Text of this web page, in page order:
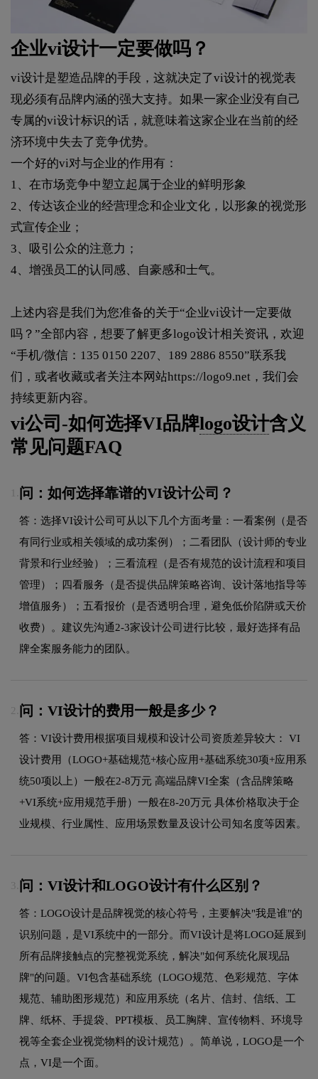
企业vi设计一定要做吗？
vi设计是塑造品牌的手段，这就决定了vi设计的视觉表
现必须有品牌内涵的强大支持。如果一家企业没有自己
专属的vi设计标识的话，就意味着这家企业在当前的经
济环境中失去了竞争优势。
一个好的vi对与企业的作用有：
1、在市场竞争中塑立起属于企业的鲜明形象
2、传达该企业的经营理念和企业文化，以形象的视觉形
式宣传企业；
3、吸引公众的注意力；
4、增强员工的认同感、自豪感和士气。
上述内容是我们为您准备的关于“企业vi设计一定要做
吗？”全部内容，想要了解更多logo设计相关资讯，欢迎
“手机/微信：135 0150 2207、189 2886 8550”联系我
们，或者收藏或者关注本网站https://logo9.net ，我们会
持续更新内容。
vi公司-如何选择VI品牌logo设计含义
常见问题FAQ
问：如何选择靠谱的VI设计公司？
答：选择VI设计公司可从以下几个方面考量：一看案例（是否
有同行业或相关领域的成功案例）；二看团队（设计师的专业
背景和行业经验）；三看流程（是否有规范的设计流程和项目
管理）；四看服务（是否提供品牌策略咨询、设计落地指导等
增值服务）；五看报价（是否透明合理，避免低价陷阱或天价
收费）。建议先沟通2-3家设计公司进行比较，最好选择有品
牌全案服务能力的团队。
2. 问：VI设计的费用一般是多少？
答：VI设计费用根据项目规模和设计公司资质差异较大： VI
设计费用（LOGO+基础规范+核心应用+基础系统30项+应用系
统50项以上）一般在2-8万元 高端品牌VI全案（含品牌策略
+VI系统+应用规范手册）一般在8-20万元 具体价格取决于企
业规模、行业属性、应用场景数量及设计公司知名度等因素。
3. 问：VI设计和LOGO设计有什么区别？
答：LOGO设计是品牌视觉的核心符号，主要解决"我是谁"的
识别问题，是VI系统中的一部分。而VI设计是将LOGO延展到
所有品牌接触点的完整视觉系统，解决"如何系统化展现品
牌"的问题。VI包含基础系统（LOGO规范、色彩规范、字体
规范、辅助图形规范）和应用系统（名片、信封、信纸、工
牌、纸杯、手提袋、PPT模板、员工胸牌、宣传物料、环境导
视等全套企业视觉物料的设计规范）。简单说，LOGO是一个
点，VI是一个面。